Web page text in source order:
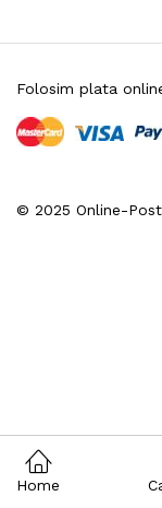
© 2025 Online-
Folosim plata
Home